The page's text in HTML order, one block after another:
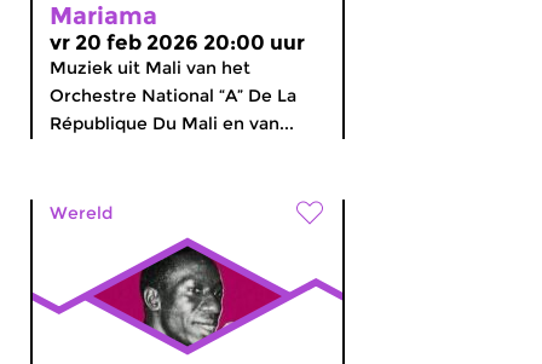
Mariama
vr 20 feb 2026 20:00 uur
Muziek uit Mali van het
Orchestre National “A” De La
République Du Mali en van...
Wereld